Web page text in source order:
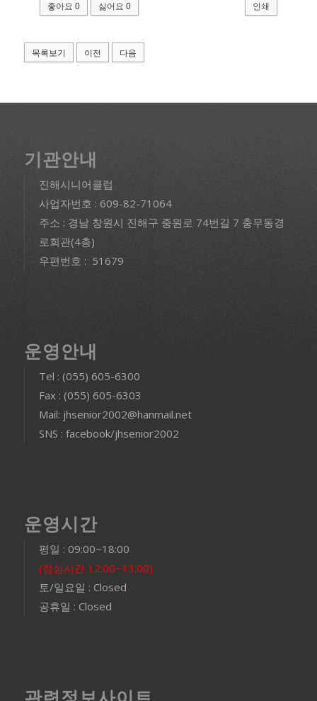
좋아요 0 싫어요 0 인쇄
목록보기 이전 다음
기관안내
진해시니어클럽
사업자번호 : 609-82-71064
주소 : 경남 창원시 진해구 중원로 74번길 7 충무동경
로회관(4층)
우편번호 : 51679
운영안내
Tel : (055) 605-6300
Fax : (055) 605-6303
Mail: jhsenior2002@hanmail.net
SNS : facebook/jhsenior2002
운영시간
평일 : 09:00~18:00
(점심시간 12:00~13:00)
토/일요일 : Closed
공휴일 : Closed